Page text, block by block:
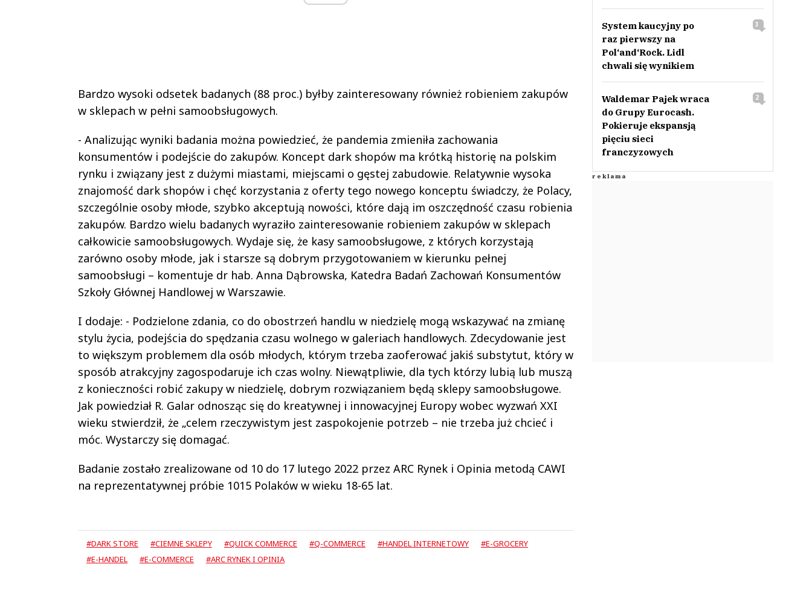
Bardzo wysoki odsetek badanych (88 proc.) byłby zainteresowany również robieniem zakupów
w sklepach w pełni samoobsługowych.
- Analizując wyniki badania można powiedzieć, że pandemia zmieniła zachowania
konsumentów i podejście do zakupów. Koncept dark shopów ma krótką historię na polskim
rynku i związany jest z dużymi miastami, miejscami o gęstej zabudowie. Relatywnie wysoka
znajomość dark shopów i chęć korzystania z oferty tego nowego konceptu świadczy, że Polacy,
szczególnie osoby młode, szybko akceptują nowości, które dają im oszczędność czasu robienia
zakupów. Bardzo wielu badanych wyraziło zainteresowanie robieniem zakupów w sklepach
całkowicie samoobsługowych. Wydaje się, że kasy samoobsługowe, z których korzystają
zarówno osoby młode, jak i starsze są dobrym przygotowaniem w kierunku pełnej
samoobsługi – komentuje dr hab. Anna Dąbrowska, Katedra Badań Zachowań Konsumentów
Szkoły Głównej Handlowej w Warszawie.
I dodaje: - Podzielone zdania, co do obostrzeń handlu w niedzielę mogą wskazywać na zmianę
stylu życia, podejścia do spędzania czasu wolnego w galeriach handlowych. Zdecydowanie jest
to większym problemem dla osób młodych, którym trzeba zaoferować jakiś substytut, który w
sposób atrakcyjny zagospodaruje ich czas wolny. Niewątpliwie, dla tych którzy lubią lub muszą
z konieczności robić zakupy w niedzielę, dobrym rozwiązaniem będą sklepy samoobsługowe.
Jak powiedział R. Galar odnosząc się do kreatywnej i innowacyjnej Europy wobec wyzwań XXI
wieku stwierdził, że „celem rzeczywistym jest zaspokojenie potrzeb – nie trzeba już chcieć i
móc. Wystarczy się domagać.
Badanie zostało zrealizowane od 10 do 17 lutego 2022 przez ARC Rynek i Opinia metodą CAWI
na reprezentatywnej próbie 1015 Polaków w wieku 18-65 lat.
#DARK STORE #CIEMNE SKLEPY #QUICK COMMERCE #Q-COMMERCE #HANDEL INTERNETOWY
#E-GROCERY
#E-HANDEL
#E-COMMERCE #ARC RYNEK I OPINIA
System kaucyjny po
raz pierwszy na
Pol‘and‘Rock. Lidl
chwali się wynikiem
3
Waldemar Pajek wraca
do Grupy Eurocash.
Pokieruje ekspansją
pięciu sieci
franczyzowych
2